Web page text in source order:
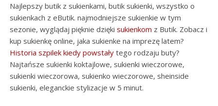
Najlepszy butik z sukienkami, butik sukienki, wszystko o
sukienkach z eButik. najmodniejsze sukienkie w tym
sezonie, wyglądaj pięknie dzięki sukienkom z Butik. Zobacz i
kup sukienkę online, jaka sukienke na imprezę latem?
Historia szpilek kiedy powstały tego rodzaju buty?
Najtańsze sukienki koktajlowe, sukienki wieczorowe,
sukienki wieczorowa, sukienko wieczorowe, sheinside
sukienki, eleganckie stylizacje w 5 minut.